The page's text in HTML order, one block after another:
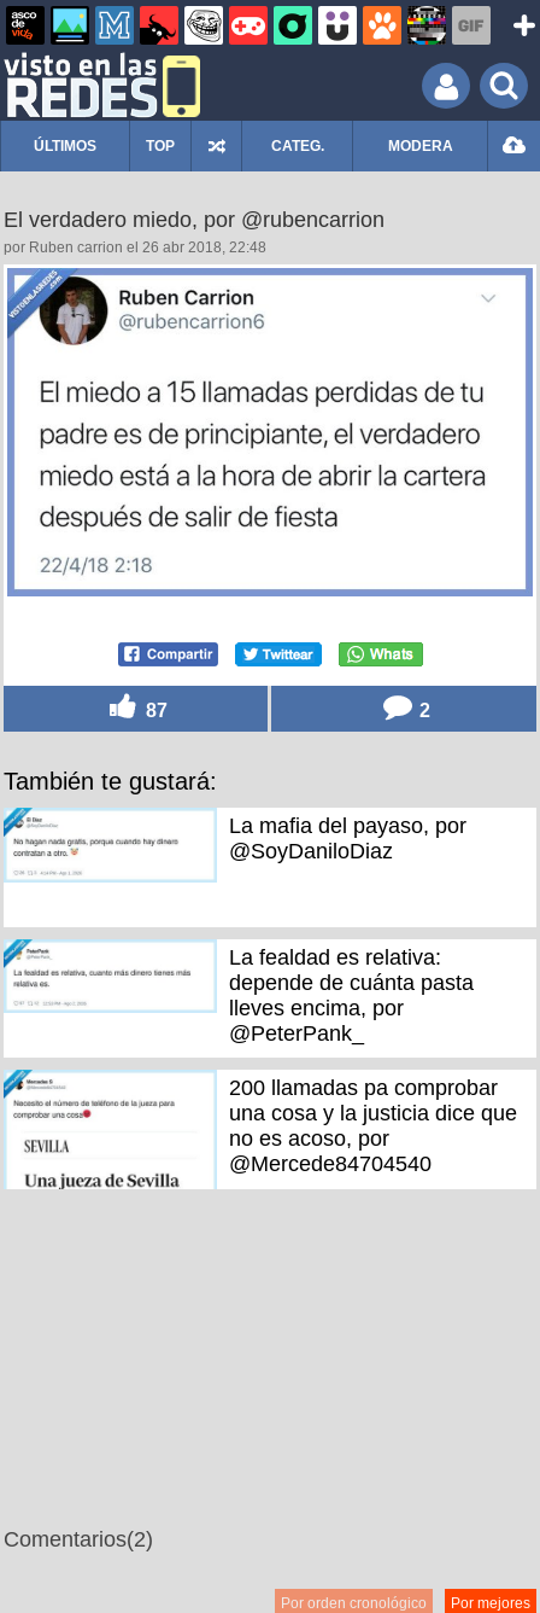
ÚLTIMOS TOP CATEG. MODERA
El verdadero miedo, por @rubencarrion
por Ruben carrion el 26 abr 2018, 22:48
87 2
También te gustará:
La mafia del payaso, por
@SoyDaniloDiaz
La fealdad es relativa:
depende de cuánta pasta
lleves encima, por
@PeterPank_
200 llamadas pa comprobar
una cosa y la justicia dice que
no es acoso, por
@Mercede84704540
Comentarios(2)
Por mejores
Por orden cronológico